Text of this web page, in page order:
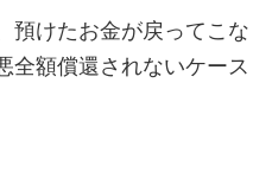
預けたお金が戻ってこな
全額償還されないケース